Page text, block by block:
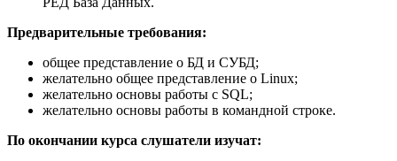
Предварительные требования:
общее представление о БД и СУБД;
желательно общее представление о Linux;
желательно основы работы с SQL;
желательно основы работы в командной строке.
По окончании курса слушатели изучат: